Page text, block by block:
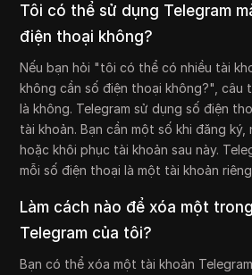
Tôi có thể sử dụng Telegram
điện thoại không?
Nếu bạn hỏi "tôi có thể có nhiều tài
không cần số điện thoại không?", câu
là không. Telegram sử dụng số điện
tài khoản. Bạn cần một số khi đăng ký,
hoặc khôi phục tài khoản sau này.
mỗi số điện thoại là một tài khoản
Làm cách nào để xóa một
Telegram của tôi?
Bạn có thể xóa một tài khoản